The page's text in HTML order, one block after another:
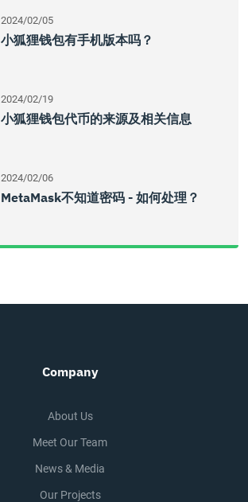
2024/02/05
小狐狸钱包有手机版本吗？
2024/02/19
小狐狸钱包代币的来源及相关信息
2024/02/06
MetaMask不知道密码 - 如何处理？
Company
About Us
Meet Our Team
News & Media
Our Projects